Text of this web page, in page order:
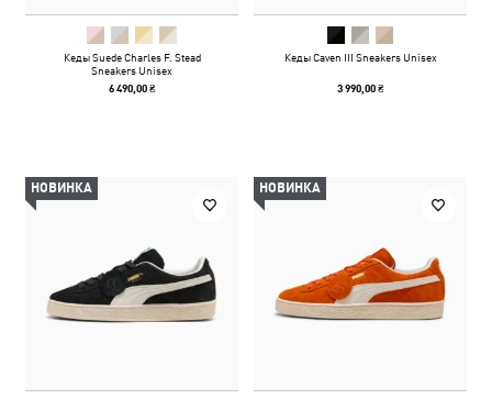
Кеды Suede Charles F. Stead
Sneakers Unisex
6 490,00 ₴
Кеды Caven III Sneakers Unisex
3 990,00 ₴
НОВИНКА НОВИНКА